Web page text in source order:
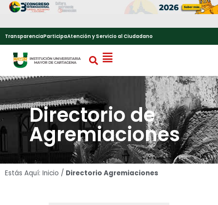
TransparenciaParticipaAtención y Servicio al Ciudadano
Directorio de
Agremiaciones
Estás Aquí: Inicio / Directorio Agremiaciones